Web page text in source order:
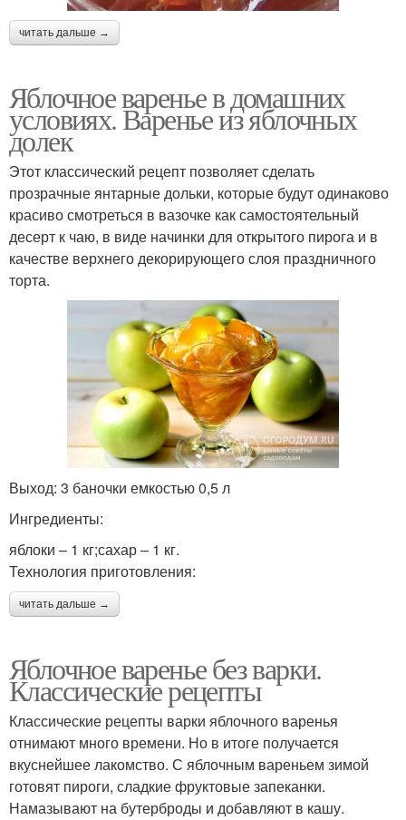
читать дальше →
Яблочное варенье в домашних
условиях. Варенье из яблочных
долек
Этот классический рецепт позволяет сделать
прозрачные янтарные дольки, которые будут одинаково
красиво смотреться в вазочке как самостоятельный
десерт к чаю, в виде начинки для открытого пирога и в
качестве верхнего декорирующего слоя праздничного
торта.
Выход: 3 баночки емкостью 0,5 л
Ингредиенты:
яблоки – 1 кг;сахар – 1 кг.
Технология приготовления:
читать дальше →
Яблочное варенье без варки.
Классические рецепты
Классические рецепты варки яблочного варенья
отнимают много времени. Но в итоге получается
вкуснейшее лакомство. С яблочным вареньем зимой
готовят пироги, сладкие фруктовые запеканки.
Намазывают на бутерброды и добавляют в кашу.